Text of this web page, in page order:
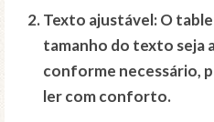
Texto ajustável: O
tamanho do texto seja
conforme necessário,
ler com conforto.